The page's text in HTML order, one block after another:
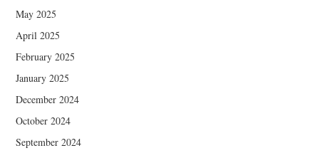
May 2025
April 2025
February 2025
January 2025
December 2024
October 2024
September 2024